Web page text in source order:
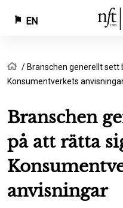
Skip
to
content
EN
Breadcrumb
Home
Branschen generellt
Konsumentverkets
Branschen
på att rätta
anvisningar